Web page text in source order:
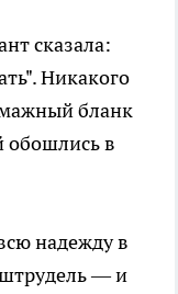
сказала:
Никакого
бланк
обошлись в
надежду в
штрудель — и